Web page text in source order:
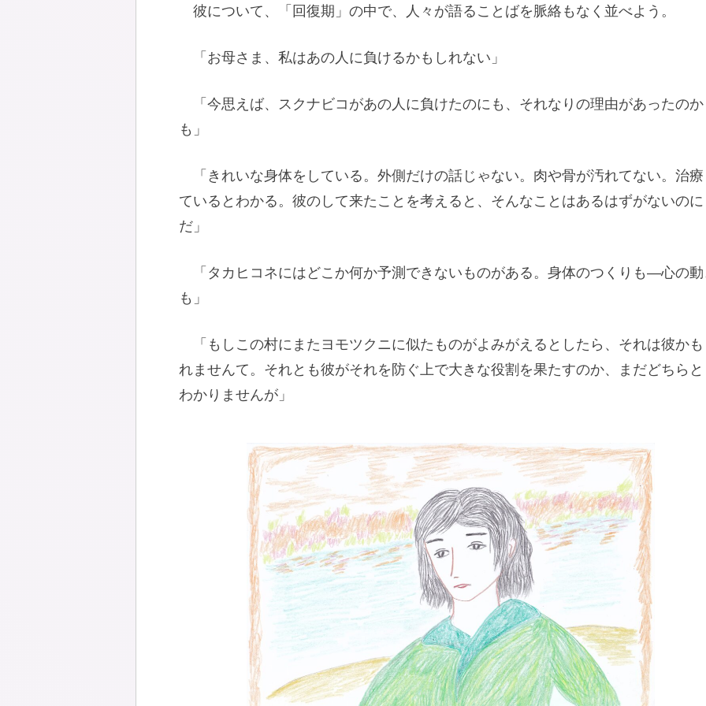
彼について、「回復期」の中で、人々が語ることばを脈絡もなく並べよう。
「お母さま、私はあの人に負けるかもしれない」
「今思えば、スクナビコがあの人に負けたのにも、それなりの理由があったのか
も」
「きれいな身体をしている。外側だけの話じゃない。肉や骨が汚れてない。治
ているとわかる。彼のして来たことを考えると、そんなことはあるはずがないのに
だ」
「タカヒコネにはどこか何か予測できないものがある。身体のつくりも―心の
も」
「もしこの村にまたヨモツクニに似たものがよみがえるとしたら、それは彼か
れませんて。それとも彼がそれを防ぐ上で大きな役割を果たすのか、まだどちら
わかりませんが」